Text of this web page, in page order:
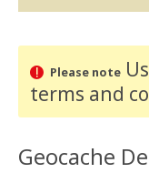
Please note
terms and
Geocache